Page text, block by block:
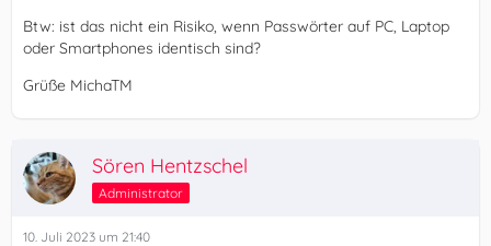
Btw: ist das nicht ein Risiko, wenn Passwörter auf PC, Laptop
oder Smartphones identisch sind?
Grüße MichaTM
Sören Hentzschel
Administrator
10. Juli 2023 um 21:40